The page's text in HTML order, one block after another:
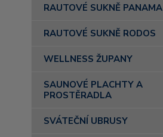
RAUTOVÉ SUKNĚ PANAMA
RAUTOVÉ SUKNĚ RODOS
WELLNESS ŽUPANY
SAUNOVÉ PLACHTY A
PROSTĚRADLA
SVÁTEČNÍ UBRUSY